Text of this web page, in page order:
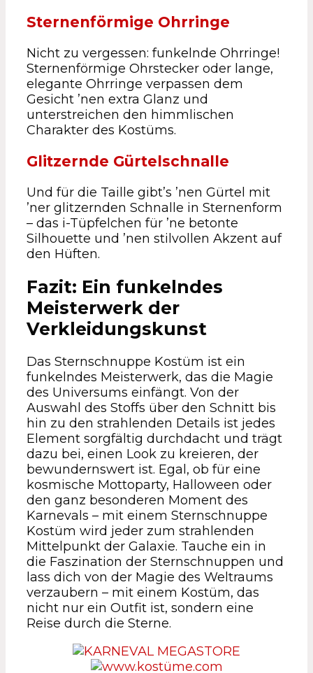
Sternenförmige Ohrringe
Nicht zu vergessen: funkelnde Ohrringe!
Sternenförmige Ohrstecker oder lange,
elegante Ohrringe verpassen dem
Gesicht ’nen extra Glanz und
unterstreichen den himmlischen
Charakter des Kostüms.
Glitzernde Gürtelschnalle
Und für die Taille gibt’s ’nen Gürtel mit
’ner glitzernden Schnalle in Sternenform
– das i-Tüpfelchen für ’ne betonte
Silhouette und ’nen stilvollen Akzent auf
den Hüften.
Fazit: Ein funkelndes
Meisterwerk der
Verkleidungskunst
Das Sternschnuppe Kostüm ist ein
funkelndes Meisterwerk, das die Magie
des Universums einfängt. Von der
Auswahl des Stoffs über den Schnitt bis
hin zu den strahlenden Details ist jedes
Element sorgfältig durchdacht und trägt
dazu bei, einen Look zu kreieren, der
bewundernswert ist. Egal, ob für eine
kosmische Mottoparty, Halloween oder
den ganz besonderen Moment des
Karnevals – mit einem Sternschnuppe
Kostüm wird jeder zum strahlenden
Mittelpunkt der Galaxie. Tauche ein in
die Faszination der Sternschnuppen und
lass dich von der Magie des Weltraums
verzaubern – mit einem Kostüm, das
nicht nur ein Outfit ist, sondern eine
Reise durch die Sterne.